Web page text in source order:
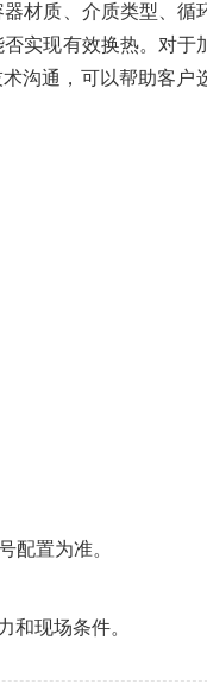
材质、介质类型、循
实现有效换热。对于
沟通，可以帮助客户
配置为准。
和现场条件。